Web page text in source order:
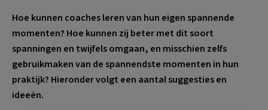
Hoe kunnen coaches leren van hun eigen spannende
momenten? Hoe kunnen zij beter met dit soort
spanningen en twijfels omgaan, en misschien zelfs
gebruikmaken van de spannendste momenten in hun
praktijk? Hieronder volgt een aantal suggesties en
ideeën.